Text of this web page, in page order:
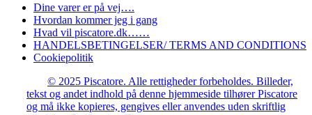
Dine varer er på vej….
Hvordan kommer jeg i gang
Hvad vil piscatore.dk……
HANDELSBETINGELSER/ TERMS AND CONDITIONS
Cookiepolitik
© 2025 Piscatore. Alle rettigheder forbeholdes. Billeder,
tekst og andet indhold på denne hjemmeside tilhører Piscatore
og må ikke kopieres, gengives eller anvendes uden skriftlig